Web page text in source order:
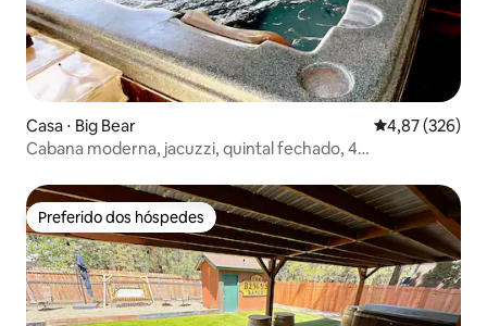
Casa ⋅ Big Bear 4,87 de uma
4,87 (326)
Cabana moderna, jacuzzi, quintal fechado, 4
Preferido dos hóspedes
Preferido dos hóspedes